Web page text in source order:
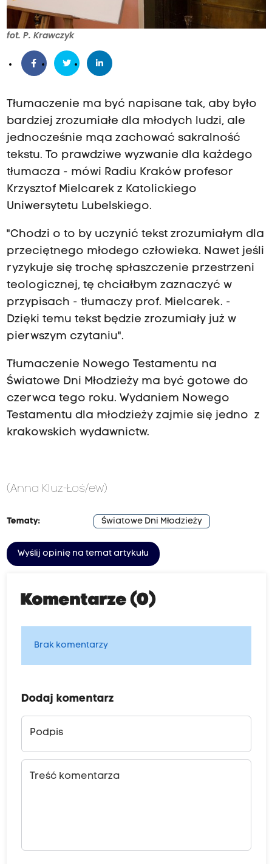
fot. P. Krawczyk
Tłumaczenie ma być napisane tak, aby było
bardziej zrozumiałe dla młodych ludzi, ale
jednocześnie mqa zachować sakralność
tekstu. To prawdziwe wyzwanie dla każdego
tłumacza - mówi Radiu Kraków profesor
Krzysztof Mielcarek z Katolickiego
Uniwersytetu Lubelskiego.
"Chodzi o to by uczynić tekst zrozumiałym dla
przeciętnego młodego człowieka. Nawet jeśli
ryzykuje się trochę spłaszczenie przestrzeni
teologicznej, tę chciałbym zaznaczyć w
przypisach - tłumaczy prof. Mielcarek. -
Dzięki temu tekst będzie zrozumiały już w
pierwszym czytaniu".
Tłumaczenie Nowego Testamentu na
Światowe Dni Młodzieży ma być gotowe do
czerwca tego roku. Wydaniem Nowego
Testamentu dla młodzieży zajmie się jedno z
krakowskich wydawnictw.
(Anna Kluz-Łoś/ew)
Tematy: Światowe Dni Młodzieży
Wyślij opinię na temat artykułu
Komentarze (0)
Brak komentarzy
Dodaj komentarz
Podpis
Treść komentarza